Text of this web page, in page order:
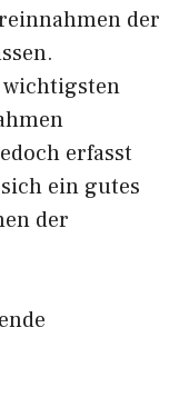
der
wichtigsten
erfasst
ein gutes
der